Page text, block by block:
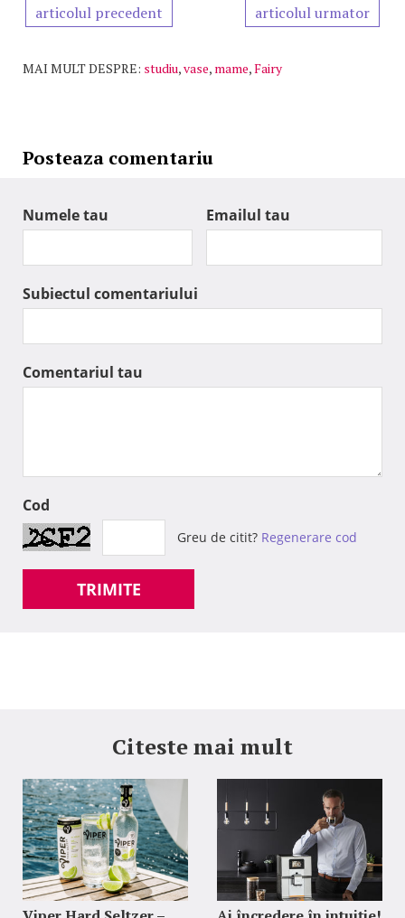
articolul precedent articolul urmator
MAI MULT DESPRE: studiu,vase, mame,Fairy
Posteaza comentariu
Numele tau Emailul tau
Subiectul comentariului
Comentariul tau
Cod
Greu de citit? Regenerare cod
TRIMITE
Citeste mai mult